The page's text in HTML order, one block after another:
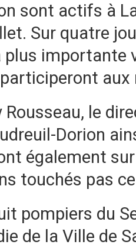
sont actifs à
Sur quatre
importante
Rousseau, le
Dorion
également
touchés pas
pompiers du
de la Ville de